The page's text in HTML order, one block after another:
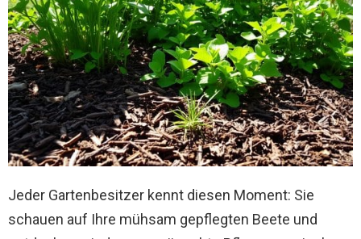
Jeder Gartenbesitzer kennt diesen Moment: Sie
schauen auf Ihre mühsam gepflegten Beete und